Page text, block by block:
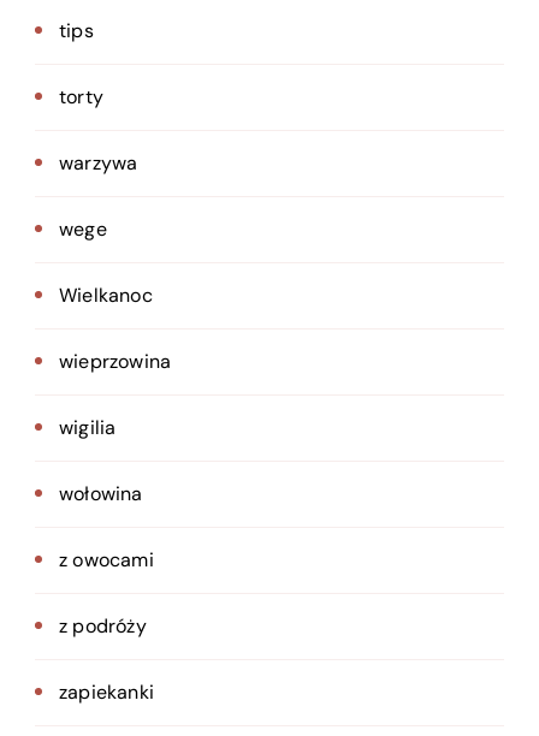
tips
torty
warzywa
wege
Wielkanoc
wieprzowina
wigilia
wołowina
z owocami
z podróży
zapiekanki